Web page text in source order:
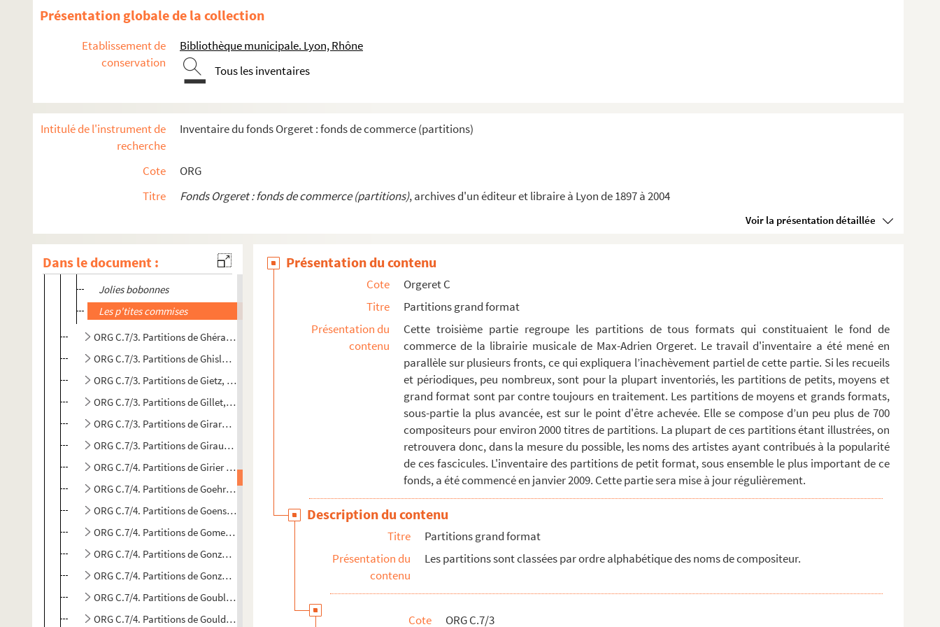
Présentation globale de la collection
Etablissement de
conservation
Bibliothèque municipale. Lyon, Rhône
Tous les inventaires
Intitulé de l'instrument de
recherche
Inventaire du fonds Orgeret : fonds de commerce (partitions)
Cote
ORG
Titre
Fonds Orgeret : fonds de commerce (partitions), archives d'un éditeur et libraire à Lyon de 1897 à 2004
Voir la présentation détaillée
Dans le document :
ORG C.7/3. Partitions de Gavel, Eugène (compositeur)
ORG C.7/3. Partitions de Gélas (compositeur)
ORG C.7/3. Partitions de Geoffray, César, 1901-1972 (compositeur)
ORG C.7/3. Partitions de Gerbaud, Gustave (compositeur)
ORG C.7/3. Partitions de Gerbaud, Michel (compositeur)
ORG C.7/3. Partitions de Gerin fils, Ch. (compositeur)
La danse des étoiles
Le dernier chant du rossignol
Jolies bobonnes
Les p'tites commises
ORG C.7/3. Partitions de Ghérardi, René (compositeur)
ORG C.7/3. Partitions de Ghislaine, Elsa (compositrice)
ORG C.7/3. Partitions de Gietz, Heinz, 1924-1989 (compositeur)
ORG C.7/3. Partitions de Gillet, Ernest (compositeur)
ORG C.7/3. Partitions de Girard, Emile, 18..-1914 (compositeur)
ORG C.7/3. Partitions de Giraud, Hubert, 1920-.... (compositeur)
ORG C.7/4. Partitions de Girier (compositeur)
ORG C.7/4. Partitions de Goehr, Rudolf, 1906-1981 (compositeur)
ORG C.7/4. Partitions de Goens, Daniel van (compositeur)
ORG C.7/4. Partitions de Gomez, G. (compositeur)
ORG C.7/4. Partitions de Gonzalez, Ch. (compositeur)
ORG C.7/4. Partitions de Gonzalez, H. (compositeur)
ORG C.7/4. Partitions de Goublier, Gustave, 1856-1926 (compositeur)
ORG C.7/4. Partitions de Gould, Morton, 1913-1996 (compositeur)
Présentation du contenu
Cote
Orgeret C
Titre
Partitions grand format
Présentation du
contenu
Cette troisième partie regroupe les partitions de tous formats qui constituaient le fond de
commerce de la librairie musicale de Max-Adrien Orgeret. Le travail d'inventaire a été mené en
parallèle sur plusieurs fronts, ce qui expliquera l’inachèvement partiel de cette partie. Si les recueils
et périodiques, peu nombreux, sont pour la plupart inventoriés, les partitions de petits, moyens et
grand format sont par contre toujours en traitement. Les partitions de moyens et grands formats,
sous-partie la plus avancée, est sur le point d'être achevée. Elle se compose d’un peu plus de 700
compositeurs pour environ 2000 titres de partitions. La plupart de ces partitions étant illustrées, on
retrouvera donc, dans la mesure du possible, les noms des artistes ayant contribués à la popularité
de ces fascicules. L'inventaire des partitions de petit format, sous ensemble le plus important de ce
fonds, a été commencé en janvier 2009. Cette partie sera mise à jour régulièrement.
Description du contenu
Titre
Partitions grand format
Présentation du
contenu
Les partitions sont classées par ordre alphabétique des noms de compositeur.
Cote ORG C.7/3